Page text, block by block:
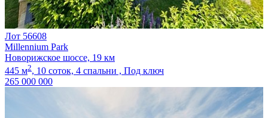
Лот 56608
Millennium Park
Новорижское шоссе, 19 км
445 м2, 10 соток, 4 спальни , Под ключ
265 000 000